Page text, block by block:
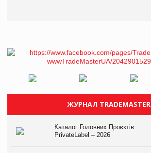
ЖУРНАЛ TRADEMASTER
Каталог Головних Проєктів
PrivateLabel – 2026